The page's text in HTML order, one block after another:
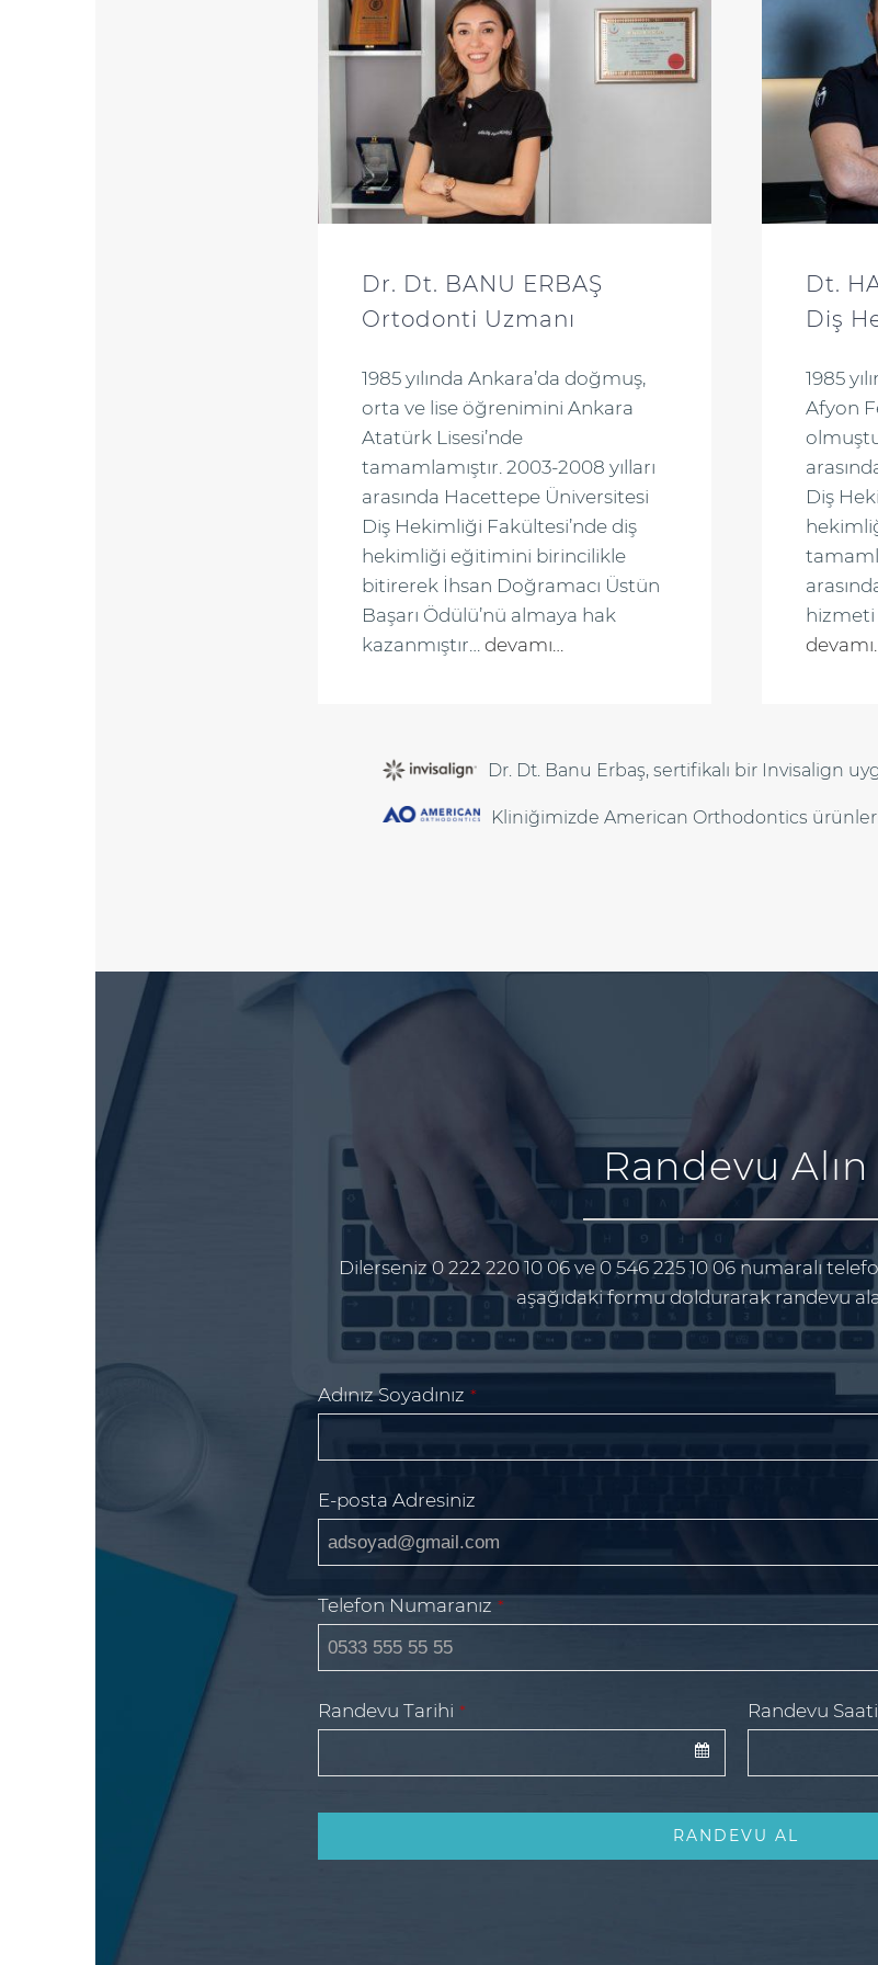
Dr. Dt. BANU ERBAŞ
Ortodonti Uzmanı
1985 yılında Ankara’da doğmuş,
orta ve lise öğrenimini Ankara
Atatürk Lisesi’nde
tamamlamıştır. 2003-2008 yılları
arasında Hacettepe Üniversitesi
Diş Hekimliği Fakültesi’nde diş
hekimliği eğitimini birincilikle
bitirerek İhsan Doğramacı Üstün
Başarı Ödülü’nü almaya hak
kazanmıştır… devamı…
Dt.
Diş
1985
Afyon
Diş
Dr. Dt. Banu Erbaş, sertifikalı bir Invisalign
Kliniğimizde American Orthodontics ürünleri
Randevu Alın
Dilerseniz 0 222 220 10 06 ve 0 546 225 10 06 numaralı
aşağıdaki formu doldurarak randevu
Adınız Soyadınız *
E-posta Adresiniz
Telefon Numaranız *
Email *
Randevu Tarihi * Randevu Saati
RANDEVU AL